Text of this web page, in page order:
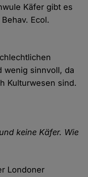
Käfer gibt es
Ecol.
wenig sinnvoll, da
Kulturwesen sind.
keine Käfer. Wie
Londoner